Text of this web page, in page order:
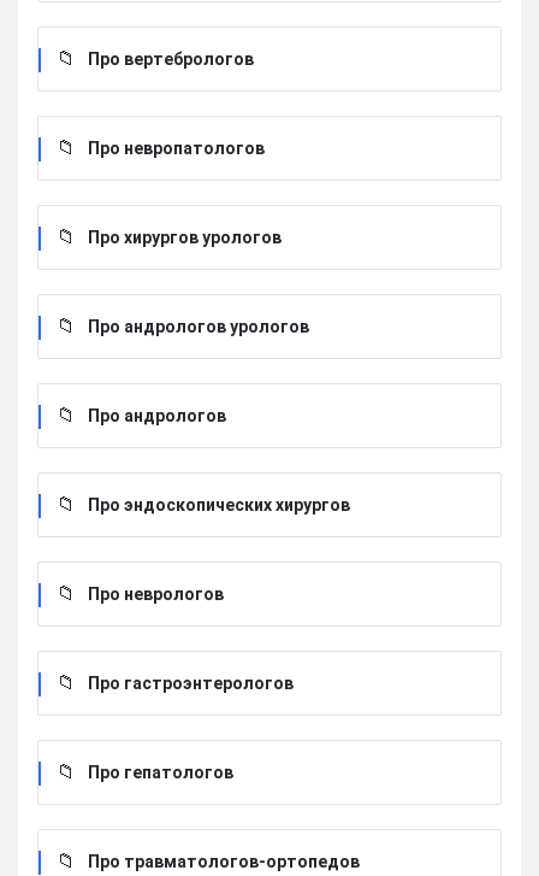
Про вертебрологов
Про невропатологов
Про хирургов урологов
Про андрологов урологов
Про андрологов
Про эндоскопических хирургов
Про неврологов
Про гастроэнтерологов
Про гепатологов
Про травматологов-ортопедов